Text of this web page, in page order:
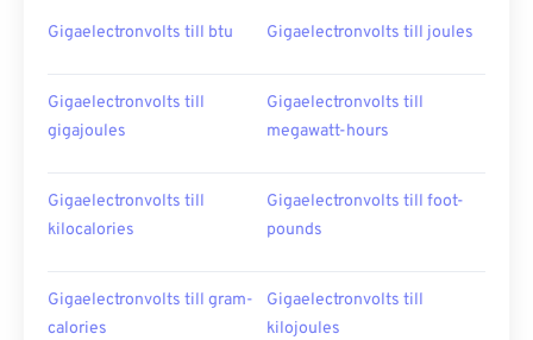
Gigaelectronvolts till btu Gigaelectronvolts till joules
Gigaelectronvolts till
gigajoules
Gigaelectronvolts till
megawatt-hours
Gigaelectronvolts till
kilocalories
Gigaelectronvolts till foot-
pounds
Gigaelectronvolts till gram-
calories
Gigaelectronvolts till
kilojoules